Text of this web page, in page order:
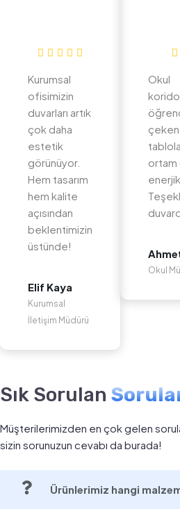
Kurumsal
ofisimizin
duvarları artık
çok daha
estetik
görünüyor.
Hem tasarım
hem kalite
açısından
beklentimizin
üstünde!
Elif Kaya
Kurumsal
İletişim Müdürü
Okul
çeken
ortam
enerjik.
Okul
Sık Sorulan
Müşterilerimizden en çok gelen
sizin sorunuzun cevabı da burada!
Ürünlerimiz hangi